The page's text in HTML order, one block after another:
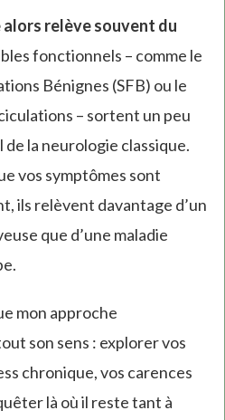
alors relève souvent du
fonctionnels – comme le
Bénignes (SFB) ou le
– sortent un peu
la neurologie classique.
vos symptômes sont
ils relèvent davantage d’un
que d’une maladie
mon approche
son sens : explorer vos
chronique, vos carences
là où il reste tant à